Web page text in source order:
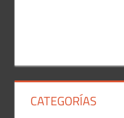
CATEGORÍAS